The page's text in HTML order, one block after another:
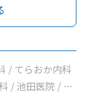
/ てらおか内科
/ 池田医院 / こ